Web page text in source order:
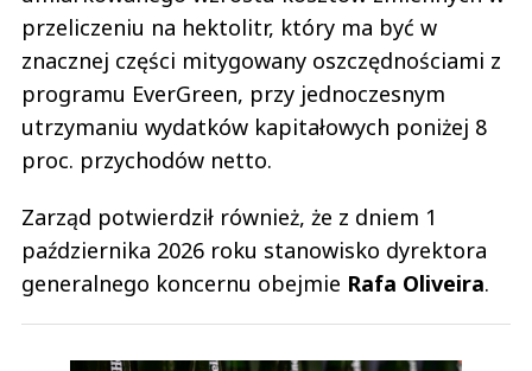
przeliczeniu na hektolitr, który ma być w
znacznej części mitygowany oszczędnościami z
programu EverGreen, przy jednoczesnym
utrzymaniu wydatków kapitałowych poniżej 8
proc. przychodów netto.
Zarząd potwierdził również, że z dniem 1
października 2026 roku stanowisko dyrektora
generalnego koncernu obejmie Rafa Oliveira.